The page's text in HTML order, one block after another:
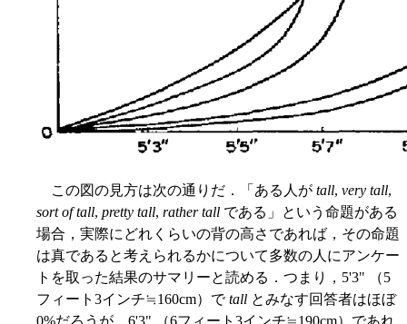
この図の見方は次の通りだ．「ある人が tall, very tall,
sort of tall, pretty tall, rather tall である」という命題がある
場合，実際にどれくらいの背の高さであれば，その命題
は真であると考えられるかについて多数の人にアンケー
トを取った結果のサマリーと読める．つまり，5'3" （5
フィート3インチ≒160cm）でtall とみなす回答者はほぼ
0%だろうが，6'3" （6フィート3インチ≒190cm）であれ